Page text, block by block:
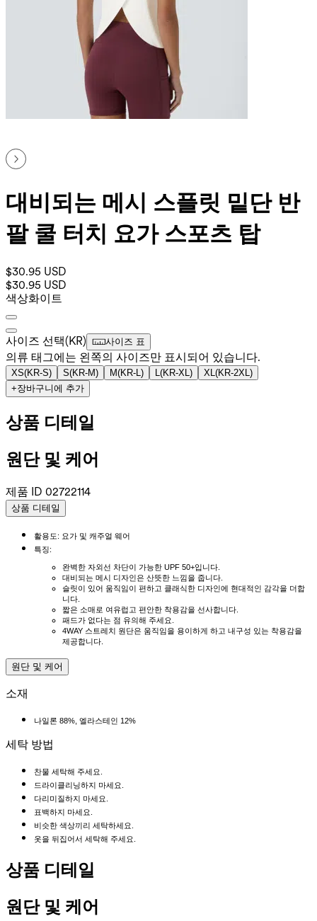
대비되는 메시 스플릿 밑단 반
팔 쿨 터치 요가 스포츠 탑
$30.95 USD
$30.95 USD
색상화이트
사이즈 선택(KR) 사이즈 표
의류 태그에는 왼쪽의 사이즈만 표시되어 있습니다.
XS(KR-S) S(KR-M) M(KR-L) L(KR-XL) XL(KR-2XL)
+장바구니에 추가
상품 디테일
원단 및 케어
제품 ID 02722114
상품 디테일
활용도: 요가 및 캐주얼 웨어
특징:
완벽한 자외선 차단이 가능한 UPF 50+입니다.
대비되는 메시 디자인은 산뜻한 느낌을 줍니다.
슬릿이 있어 움직임이 편하고 클래식한 디자인에 현대적인 감각을 더합
니다.
짧은 소매로 여유럽고 편안한 착용감을 선사합니다.
패드가 없다는 점 유의해 주세요.
4WAY 스트레치 원단은 움직임을 용이하게 하고 내구성 있는 착용감을
제공합니다.
원단 및 케어
소재
나일론 88%, 엘라스테인 12%
세탁 방법
찬물 세탁해 주세요.
드라이클리닝하지 마세요.
다리미질하지 마세요.
표백하지 마세요.
비슷한 색상끼리 세탁하세요.
옷을 뒤집어서 세탁해 주세요.
상품 디테일
원단 및 케어